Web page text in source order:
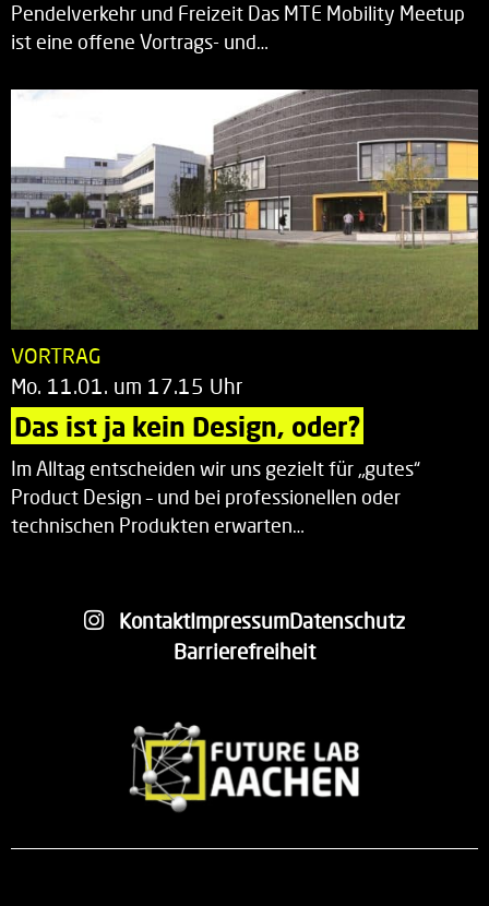
Pendelverkehr und Freizeit Das MTE Mobility Meetup
ist eine offene Vortrags- und…
VORTRAG
Mo. 11.01. um 17.15 Uhr
Das ist ja kein Design, oder?
Im Alltag entscheiden wir uns gezielt für „gutes“
Product Design – und bei professionellen oder
technischen Produkten erwarten…
KontaktImpressumDatenschutz
Barrierefreiheit